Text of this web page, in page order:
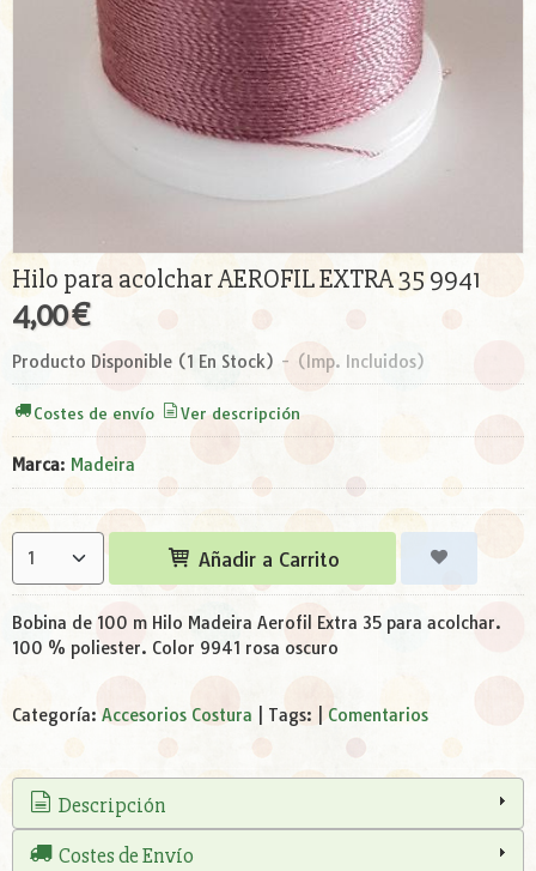
Hilo para acolchar AEROFIL EXTRA 35 9941
4,00 €
Producto Disponible (1 En Stock) - (Imp. Incluidos)
Costes de envío Ver descripción
Marca: Madeira
Añadir a Carrito
Bobina de 100 m Hilo Madeira Aerofil Extra 35 para acolchar.
100 % poliester. Color 9941 rosa oscuro
Categoría: Accesorios Costura Tags: Comentarios
Descripción
Costes de Envío